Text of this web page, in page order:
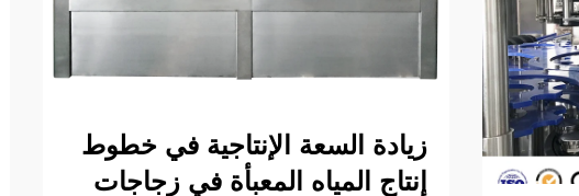
زيادة السعة الإنتاجية في خطوط
إنتاج المياه المعبأة في زجاجات